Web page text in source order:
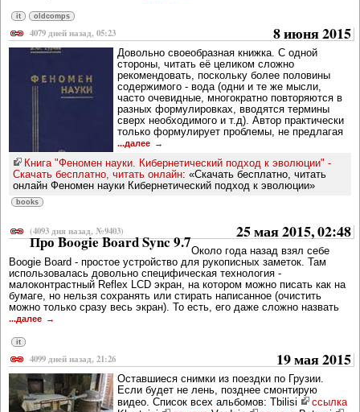
it oldcomps
4079 дней назад, 05:23 8 июня 2015
Довольно своеобразная книжка. С одной
стороны, читать её целиком сложно
рекомендовать, поскольку более половины
содержимого - вода (одни и те же мысли,
часто очевидные, многократно повторяются в
разных формулировках, вводятся термины
сверх необходимого и т.д). Автор практически
только формулирует проблемы, не предлагая
...далее
Книга "Феномен науки. Кибернетический подход к эволюции" -
Скачать бесплатно, читать онлайн: «Скачать бесплатно, читать
онлайн Феномен науки Кибернетический подход к эволюции»
books
25 мая 2015, 02:48
(4093 дня назад, №9403)
Про Boogie Board Sync 9.7Около года назад взял себе
Boogie Board - простое устройство для рукописных заметок. Там
использовалась довольно специфическая технология -
малоконтрастный Reflex LCD экран, на котором можно писать как на
бумаге, но нельзя сохранять или стирать написанное (очистить
можно только сразу весь экран). То есть, его даже сложно назвать
...далее
it
4099 дней назад, 21:26 19 мая 2015
Оставшиеся снимки из поездки по Грузии.
Если будет не лень, позднее смонтирую
видео. Список всех альбомов: Tbilisi
ссылка